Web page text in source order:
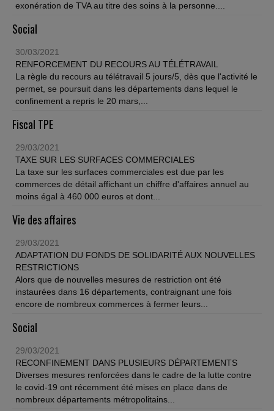
exonération de TVA au titre des soins à la personne....
Social
30/03/2021
RENFORCEMENT DU RECOURS AU TÉLÉTRAVAIL
La règle du recours au télétravail 5 jours/5, dès que l'activité le
permet, se poursuit dans les départements dans lequel le
confinement a repris le 20 mars,...
Fiscal TPE
29/03/2021
TAXE SUR LES SURFACES COMMERCIALES
La taxe sur les surfaces commerciales est due par les
commerces de détail affichant un chiffre d'affaires annuel au
moins égal à 460 000 euros et dont...
Vie des affaires
29/03/2021
ADAPTATION DU FONDS DE SOLIDARITÉ AUX NOUVELLES
RESTRICTIONS
Alors que de nouvelles mesures de restriction ont été
instaurées dans 16 départements, contraignant une fois
encore de nombreux commerces à fermer leurs...
Social
29/03/2021
RECONFINEMENT DANS PLUSIEURS DÉPARTEMENTS
Diverses mesures renforcées dans le cadre de la lutte contre
le covid-19 ont récemment été mises en place dans de
nombreux départements métropolitains...